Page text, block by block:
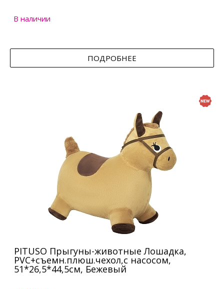
В наличии
ПОДРОБНЕЕ
PITUSO Прыгуны-животные Лошадка,
PVC+съемн.плюш.чехол,с насосом,
51*26,5*44,5см, Бежевый